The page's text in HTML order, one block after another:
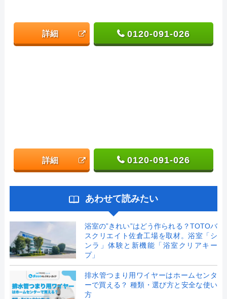
詳細 0120-091-026
詳細 0120-091-026
あわせて読みたい
浴室の”きれい”はどう作られる？TOTOバ
スクリエイト佐倉工場を取材。浴室「シ
ンラ」体験と新機能「浴室クリアキー
プ」
排水管つまり用ワイヤーはホームセンタ
ーで買える？ 種類・選び方と安全な使い
方